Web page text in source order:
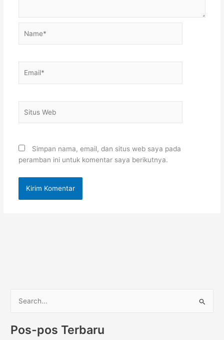
Web
Simpan nama, email, dan situs web saya pada
peramban ini untuk komentar saya berikutnya.
r
Pos-pos Terbaru